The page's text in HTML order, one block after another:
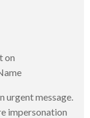
on
urgent message.
impersonation